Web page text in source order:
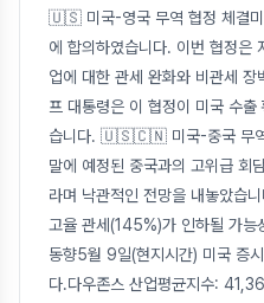
🇺🇸 미국-영국 무역 협정 체결미
에 합의하였습니다. 이번 협정은
업에 대한 관세 완화와 비관세
프 대통령은 이 협정이 미국 수
습니다. 🇺🇸🇨🇳 미국-중국 무역
말에 예정된 중국과의 고위급 회
라며 낙관적인 전망을 내놓았습
고율 관세(145%)가 인하될 가능
동향5월 9일(현지시간) 미국 증
다.다우존스 산업평균지수: